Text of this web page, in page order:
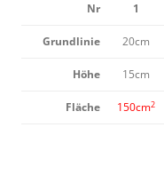
Nr 1
Grundlinie 20cm
Höhe 15cm
Fläche 150cm2